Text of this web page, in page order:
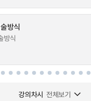
방식
방식
강의차시 전체보기